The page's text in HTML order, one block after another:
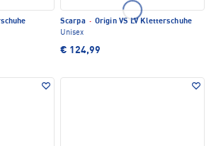
Scarpa · Origin VS LV Kletterschuhe
Unisex
€ 124,99